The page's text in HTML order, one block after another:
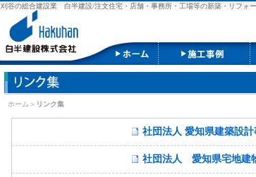
刈谷の総合建設業 白半建設/注文住宅・店舗・事務所・工場等の新築・リフォ
ホーム ＞ リンク集
社団法人 愛知県建築設
社団法人 愛知県宅地建